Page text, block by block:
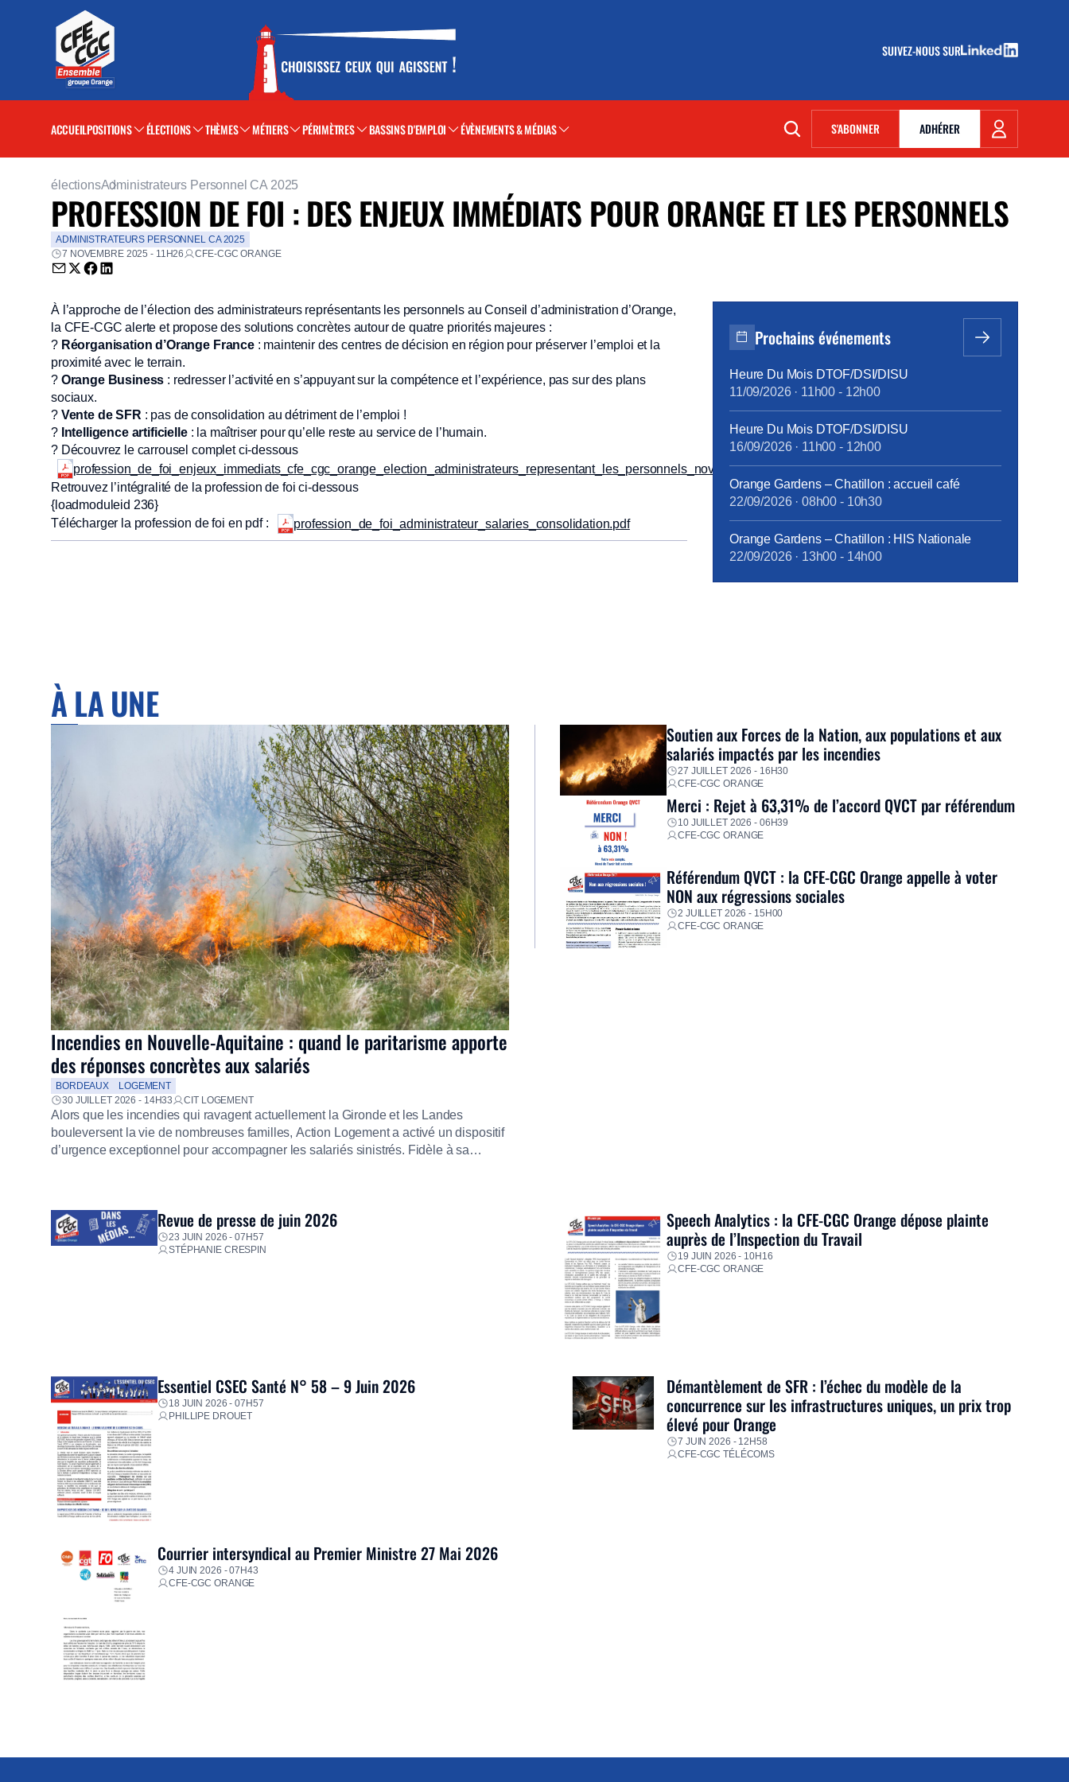
SUIVEZ-NOUS SUR
(NOUVELLE FENÊTRE)
ACCUEILPOSITIONS ÉLECTIONS THÈMES MÉTIERS PÉRIMÈTRES BASSINS D'EMPLOI ÉVÈNEMENTS & MÉDIAS S'ABONNER(NOUVELLE FENÊTRE)
ADHÉRER
électionsAdministrateurs Personnel CA 2025
PROFESSION DE FOI : DES ENJEUX IMMÉDIATS POUR ORANGE ET LES PERSONNELS
ADMINISTRATEURS PERSONNEL CA 2025
7 NOVEMBRE 2025 - 11H26
CFE-CGC ORANGE
Envoyer par email (nouvelle fenêtre)
Partager sur Twitter (nouvelle fenêtre)
Partager sur Facebook (nouvelle fenêtre)
Partager sur LinkedIn (nouvelle fenêtre)
À l’approche de l’élection des administrateurs représentants les personnels au Conseil d’administration d’Orange,
la CFE-CGC alerte et propose des solutions concrètes autour de quatre priorités majeures :
? Réorganisation d’Orange France: maintenir des centres de décision en région pour préserver l’emploi et la
proximité avec le terrain.
? Orange Business : redresser l’activité en s’appuyant sur la compétence et l’expérience, pas sur des plans
sociaux.
? Vente de SFR : pas de consolidation au détriment de l’emploi !
? Intelligence artificielle: la maîtriser pour qu’elle reste au service de l’humain.
? Découvrez le carrousel complet ci-dessous
profession_de_foi_enjeux_immediats_cfe_cgc_orange_election_administrateurs_representant_les_personnels_novembre_2025.pdf
Retrouvez l’intégralité de la profession de foi ci-dessous
{loadmoduleid 236}
Télécharger la profession de foi en pdf :
profession_de_foi_administrateur_salaries_consolidation.pdf
Prochains événements
Heure Du Mois DTOF/DSI/DISU
11/09/2026· 11h00 - 12h00
Heure Du Mois DTOF/DSI/DISU
16/09/2026· 11h00 - 12h00
Orange Gardens – Chatillon : accueil café
22/09/2026· 08h00 - 10h30
Orange Gardens – Chatillon : HIS Nationale
22/09/2026· 13h00 - 14h00
À LA UNE
Incendies en Nouvelle-Aquitaine : quand le paritarisme apporte
des réponses concrètes aux salariés
BORDEAUX
LOGEMENT
30 JUILLET 2026 - 14H33
CIT LOGEMENT
Alors que les incendies qui ravagent actuellement la Gironde et les Landes
bouleversent la vie de nombreuses familles, Action Logement a activé un dispositif
d’urgence exceptionnel pour accompagner les salariés sinistrés. Fidèle à sa
Soutien aux Forces de la Nation, aux populations et aux
salariés impactés par les incendies
27 JUILLET 2026 - 16H30
CFE-CGC ORANGE
Merci : Rejet à 63,31% de l’accord QVCT par référendum
10 JUILLET 2026 - 06H39
CFE-CGC ORANGE
Référendum QVCT : la CFE-CGC Orange appelle à voter
NON aux régressions sociales
2 JUILLET 2026 - 15H00
CFE-CGC ORANGE
Revue de presse de juin 2026
23 JUIN 2026 - 07H57
STÉPHANIE CRESPIN
Speech Analytics : la CFE-CGC Orange dépose plainte
auprès de l’Inspection du Travail
19 JUIN 2026 - 10H16
CFE-CGC ORANGE
Essentiel CSEC Santé N° 58 – 9 Juin 2026
18 JUIN 2026 - 07H57
PHILLIPE DROUET
Démantèlement de SFR : l’échec du modèle de la
concurrence sur les infrastructures uniques, un prix trop
élevé pour Orange
7 JUIN 2026 - 12H58
CFE-CGC TÉLÉCOMS
Courrier intersyndical au Premier Ministre 27 Mai 2026
4 JUIN 2026 - 07H43
CFE-CGC ORANGE